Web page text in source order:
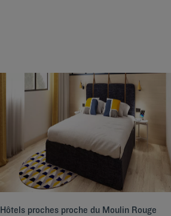
Hôtels proches proche du Moulin Rouge